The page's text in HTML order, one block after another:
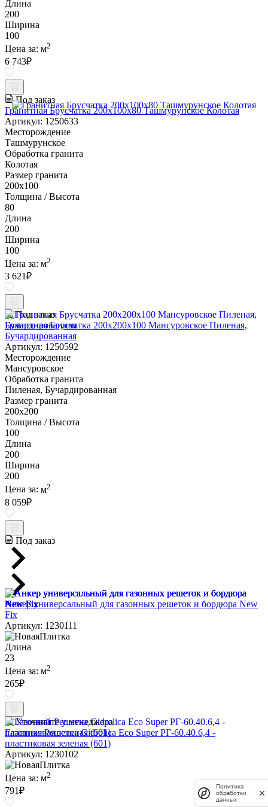
Длина
200
Ширина
100
Цена за: м2
6 743₽
Под заказ
Гранитная Брусчатка 200х100x80 Ташмурунское Колотая
Артикул: 1250633
Месторождение
Ташмурунское
Обработка гранита
Колотая
Размер гранита
200х100
Толщина / Высота
80
Длина
200
Ширина
100
Цена за: м2
3 621₽
Под заказ
Гранитная Брусчатка 200х200x100 Мансуровское Пиленая,
Бучардированная
Артикул: 1250592
Месторождение
Мансуровское
Обработка гранита
Пиленая, Бучардированная
Размер гранита
200х200
Толщина / Высота
100
Длина
200
Ширина
200
Цена за: м2
8 059₽
Под заказ
Анкер универсальный для газонных решеток и бордюра New
Fix
Артикул: 1230111
Длина
23
Цена за: м2
265₽
Уточняйте у менеджера
Газонная Решетка Gidrolica Eco Super РГ-60.40.6,4 -
пластиковая зеленая (601)
Артикул: 1230102
Цена за: м2
791₽
Политика
обработки
данных